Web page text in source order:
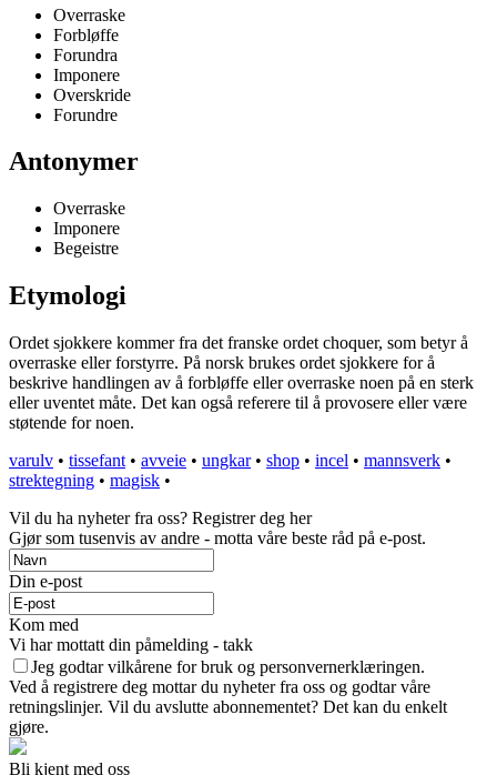
Overraske
Forbløffe
Forundra
Imponere
Overskride
Forundre
Antonymer
Overraske
Imponere
Begeistre
Etymologi
Ordet sjokkere kommer fra det franske ordet choquer, som betyr å
overraske eller forstyrre. På norsk brukes ordet sjokkere for å
beskrive handlingen av å forbløffe eller overraske noen på en sterk
eller uventet måte. Det kan også referere til å provosere eller være
støtende for noen.
varulv • tissefant • avveie • ungkar• shop • incel • mannsverk •
strektegning • magisk •
Vil du ha nyheter fra oss? Registrer deg her
Gjør som tusenvis av andre - motta våre beste råd på e-post.
Din e-post
Kom med
Vi har mottatt din påmelding - takk
Jeg godtar vilkårene for bruk og personvernerklæringen.
Ved å registrere deg mottar du nyheter fra oss og godtar våre
retningslinjer. Vil du avslutte abonnementet? Det kan du enkelt
gjøre.
Bli kjent med oss